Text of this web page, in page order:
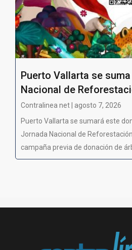
Puerto Vallarta se
Nacional de
Contralinea net | agosto 7, 2026
Puerto Vallarta se sumará este
Jornada Nacional de
campaña previa de donación de